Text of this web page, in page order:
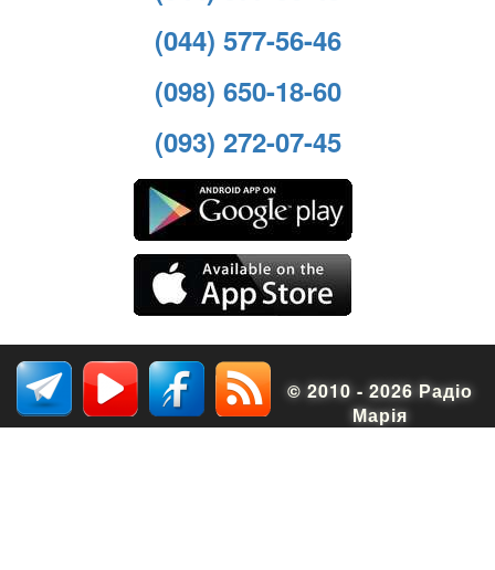
(044) 577-56-46
(098) 650-18-60
(093) 272-07-45
© 2010 - 2026 Радіо
Марія